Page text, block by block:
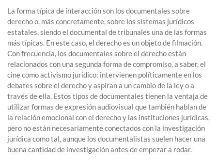
La forma típica de interacción son los documentales sobre
derecho o, más concretamente, sobre los sistemas jurídicos
estatales, siendo el documental de tribunales una de las formas
más típicas. En este caso, el derecho es un objeto de filmación.
Con frecuencia, los documentales sobre el derecho están
relacionados con una segunda forma de compromiso, a saber, el
cine como activismo jurídico: intervienen políticamente en los
debates sobre el derecho y aspiran a un cambio de la ley o a
través de ella. Estos tipos de documentales tienen la ventaja de
utilizar formas de expresión audiovisual que también hablan de
la relación emocional con el derecho y las instituciones jurídicas,
pero no están necesariamente conectados con la investigación
jurídica como tal, aunque los documentalistas suelen hacer una
buena cantidad de investigación antes de empezar a rodar.